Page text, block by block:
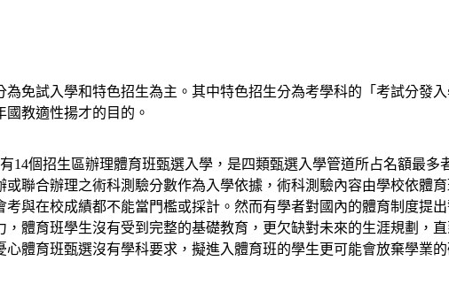
免試入學和特色招生為主。其中特色招生分為考學科的「考試分發
教適性揚才的目的。
14個招生區辦理體育班甄選入學，是四類甄選入學管道所占名額最
聯合辦理之術科測驗分數作為入學依據，術科測驗內容由學校依體
與在校成績都不能當門檻或採計。然而有學者對國內的體育制度提
體育班學生沒有受到完整的基礎教育，更欠缺對未來的生涯規劃，
體育班甄選沒有學科要求，擬進入體育班的學生更可能會放棄學業的